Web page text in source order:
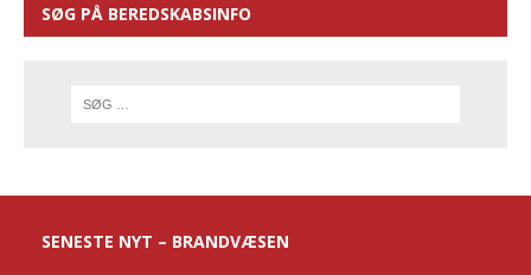
SØG PÅ BEREDSKABSINFO
SENESTE NYT – BRANDVÆSEN